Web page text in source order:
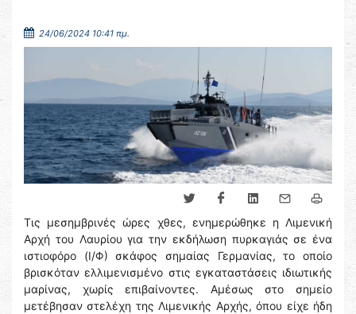
24/06/2024 10:41 πμ.
Τις μεσημβρινές ώρες χθες, ενημερώθηκε η Λιμενική
Αρχή του Λαυρίου για την εκδήλωση πυρκαγιάς σε ένα
ιστιοφόρο (Ι/Φ) σκάφος σημαίας Γερμανίας, το οποίο
βρισκόταν ελλιμενισμένο στις εγκαταστάσεις ιδιωτικής
μαρίνας, χωρίς επιβαίνοντες. Αμέσως στο σημείο
μετέβησαν στελέχη της Λιμενικής Αρχής, όπου είχε ήδη